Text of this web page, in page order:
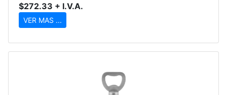
$272.33 + I.V.A.
VER MAS ...